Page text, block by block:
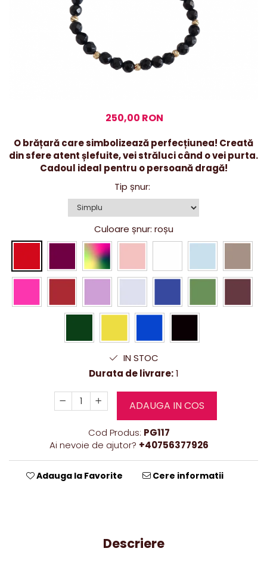
250,00 RON
O brățară care simbolizează perfecțiunea! Creată
din sfere atent șlefuite, vei străluci când o vei purta.
Cadoul ideal pentru o persoană dragă!
Tip șnur:
Culoare șnur: roșu
IN STOC
Durata de livrare:1
ADAUGA IN COS
Cod Produs: PG117
Ai nevoie de ajutor? +40756377926
Adauga la Favorite Cere informatii
Descriere